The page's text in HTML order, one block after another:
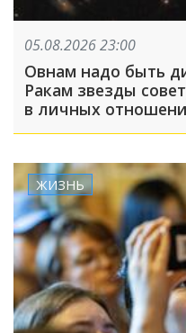
05.08.2026 23:00
Овнам надо быть
Ракам звезды
в личных
ЖИЗНЬ